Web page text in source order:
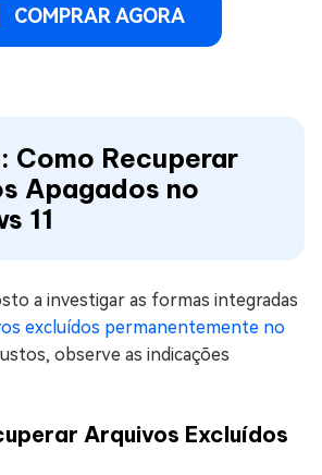
COMPRAR AGORA
Como Recuperar
Apagados no
11
a investigar as formas integradas
excluídos permanentemente no
observe as indicações
Arquivos Excluídos